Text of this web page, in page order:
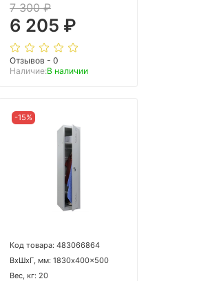
7 300 ₽
6 205 ₽
Отзывов - 0
Наличие:В наличии
-15%
Код товара: 483066864
ВхШхГ, мм: 1830x400x500
Вес, кг: 20